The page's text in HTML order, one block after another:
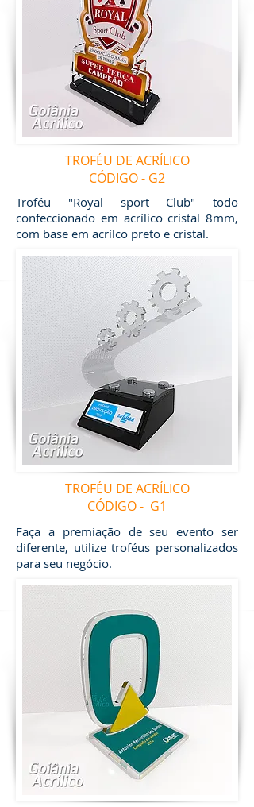
TROFÉU DE ACRÍLICO
CÓDIGO - G2
Troféu "Royal sport Club" todo
confeccionado em acrílico cristal 8mm,
com base em acrílco preto e cristal.
TROFÉU DE ACRÍLICO
CÓDIGO - G1
Faça a premiação de seu evento ser
diferente, utilize troféus personalizados
para seu negócio.